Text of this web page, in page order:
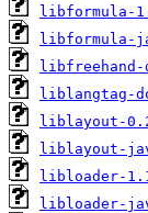
libformula-
libformula-
libfreehand-
liblangtag-
liblayout-
liblayout-
libloader-
libloader-